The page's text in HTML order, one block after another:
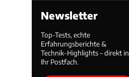
Newsletter
Top-Tests, echte
Erfahrungsberichte &
Technik-Highlights – direkt in
Ihr Postfach.